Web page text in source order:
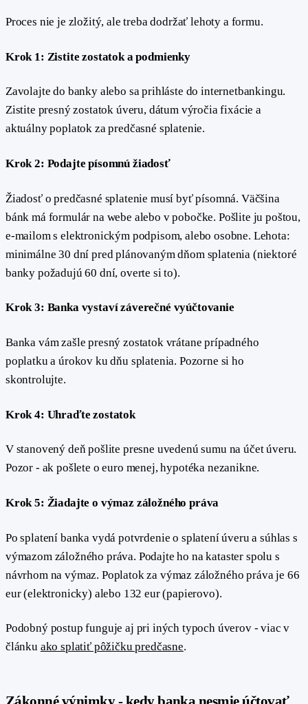
Proces nie je zložitý, ale treba dodržať lehoty a formu.
Krok 1: Zistite zostatok a podmienky
Zavolajte do banky alebo sa prihláste do internetbankingu.
Zistite presný zostatok úveru, dátum výročia fixácie a
aktuálny poplatok za predčasné splatenie.
Krok 2: Podajte písomnú žiadosť
Žiadosť o predčasné splatenie musí byť písomná. Väčšina
bánk má formulár na webe alebo v pobočke. Pošlite ju poštou,
e-mailom s elektronickým podpisom, alebo osobne. Lehota:
minimálne 30 dní pred plánovaným dňom splatenia (niektoré
banky požadujú 60 dní, overte si to).
Krok 3: Banka vystaví záverečné vyúčtovanie
Banka vám zašle presný zostatok vrátane prípadného
poplatku a úrokov ku dňu splatenia. Pozorne si ho
skontrolujte.
Krok 4: Uhraďte zostatok
V stanovený deň pošlite presne uvedenú sumu na účet úveru.
Pozor - ak pošlete o euro menej, hypotéka nezanikne.
Krok 5: Žiadajte o výmaz záložného práva
Po splatení banka vydá potvrdenie o splatení úveru a súhlas s
výmazom záložného práva. Podajte ho na kataster spolu s
návrhom na výmaz. Poplatok za výmaz záložného práva je 66
eur (elektronicky) alebo 132 eur (papierovo).
Podobný postup funguje aj pri iných typoch úverov - viac v
článku ako splatiť pôžičku predčasne.